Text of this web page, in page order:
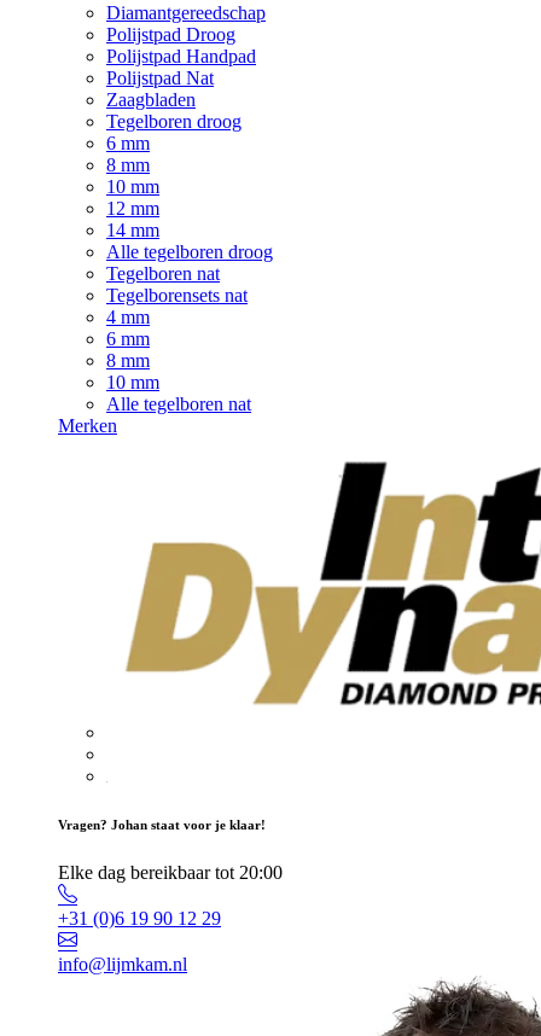
Diamantgereedschap
Polijstpad Droog
Polijstpad Handpad
Polijstpad Nat
Zaagbladen
Tegelboren droog
6 mm
8 mm
10 mm
12 mm
14 mm
Alle tegelboren droog
Tegelboren nat
Tegelborensets nat
4 mm
6 mm
8 mm
10 mm
Alle tegelboren nat
Merken
Vragen? Johan staat voor je klaar!
Elke dag bereikbaar tot 20:00
+31 (0)6 19 90 12 29
info@lijmkam.nl